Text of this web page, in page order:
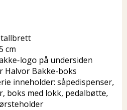
cm
logo på undersiden
Halvor Bakke-boks
inneholder: såpedispenser,
boks med lokk, pedalbøtte,